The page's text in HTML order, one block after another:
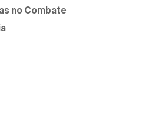
no Combate